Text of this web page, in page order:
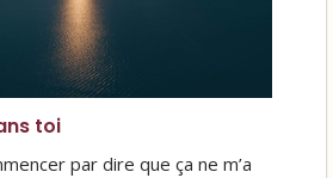
toi
par dire que ça ne m’a